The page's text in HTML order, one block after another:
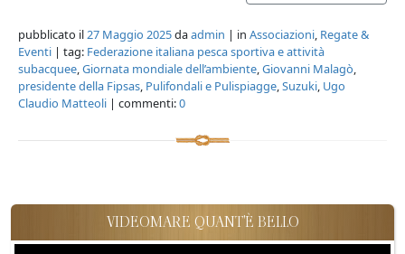
pubblicato il27 Maggio 2025daadmin | in Associazioni, Regate &
Eventi | tag: Federazione italiana pesca sportiva e attività
subacquee,Giornata mondiale dell’ambiente,Giovanni Malagò,
presidente della Fipsas, Pulifondali e Pulispiagge,Suzuki, Ugo
Claudio Matteoli | commenti:0
VIDEOMARE QUANT'È BELLO